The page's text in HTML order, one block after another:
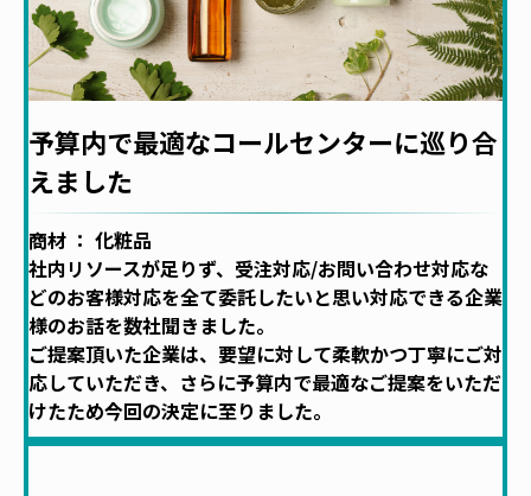
予算内で最適なコールセンターに巡り合
えました
商材 ： 化粧品
社内リソースが足りず、受注対応/お問い合わせ対応な
どのお客様対応を全て委託したいと思い対応できる企業
様のお話を数社聞きました。
ご提案頂いた企業は、要望に対して柔軟かつ丁寧にご対
応していただき、さらに予算内で最適なご提案をいただ
けたため今回の決定に至りました。